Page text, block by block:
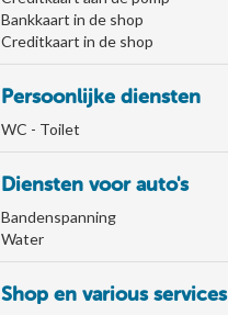
Bankkaart in de shop
Creditkaart in de shop
Persoonlijke diensten
WC - Toilet
Diensten voor auto's
Bandenspanning
Water
Shop en various services